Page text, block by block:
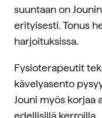
suuntaan on
erityisesti. Tonus
harjoituksissa.
Fysioterapeutit
kävelyasento
Jouni myös korjaa
edellisillä kerroilla.